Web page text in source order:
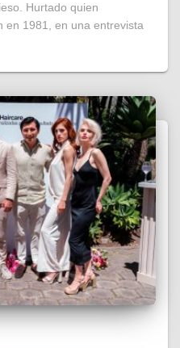
Hurtado quien
en 1981, en una entrevista